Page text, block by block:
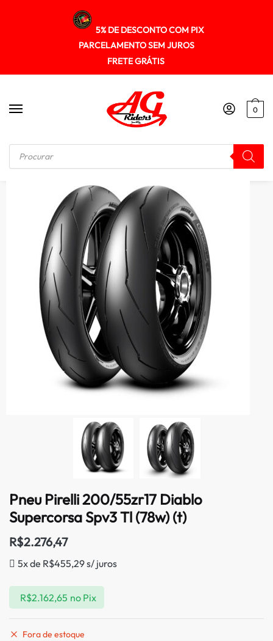
5% DE DESCONTO COM PIX
PARCELAMENTO SEM JUROS
FRETE GRÁTIS
0
Início / PNEUS Pneu Pirelli 200/55zr17 Diablo Supercorsa Spv3 Tl (78w) (t)
Pneu Pirelli 200/55zr17 Diablo
Supercorsa Spv3 Tl (78w) (t)
R$2.276,47
5x de R$455,29s/ juros
R$2.162,65 no Pix
Fora de estoque